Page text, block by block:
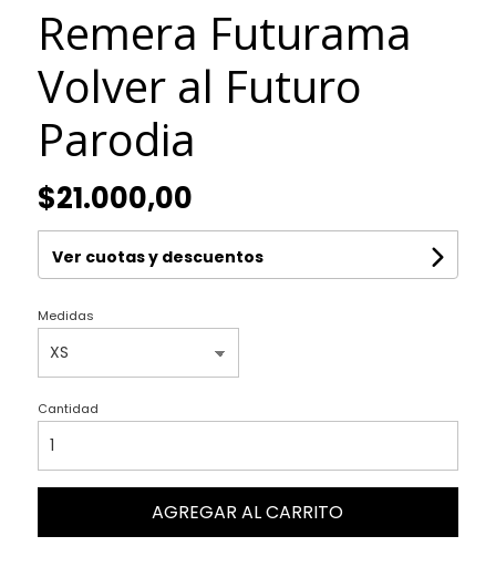
Remera Futurama
Volver al Futuro
Parodia
$21.000,00
Ver cuotas y descuentos
Medidas
Cantidad
AGREGAR AL CARRITO